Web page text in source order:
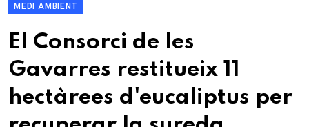
MEDI AMBIENT
El Consorci de les
Gavarres restitueix 11
hectàrees d'eucaliptus per